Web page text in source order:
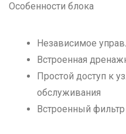
Особенности блока
Независимое
Встроенная
Простой доступ к
обслуживания
Встроенный фильтр